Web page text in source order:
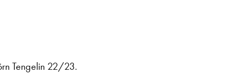
Tengelin 22/23.